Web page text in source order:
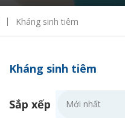
Kháng sinh tiêm
Kháng sinh tiêm
Sắp xếp